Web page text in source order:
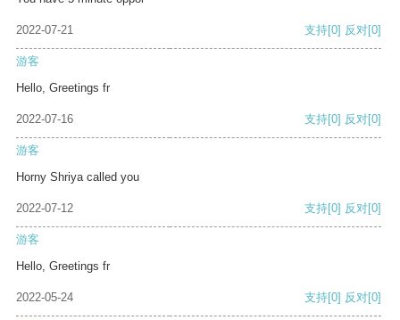
2022-07-21 支持[0] 反对[0]
游客
Hello, Greetings fr
2022-07-16 支持[0] 反对[0]
游客
Horny Shriya called you
2022-07-12 支持[0] 反对[0]
游客
Hello, Greetings fr
2022-05-24 支持[0] 反对[0]